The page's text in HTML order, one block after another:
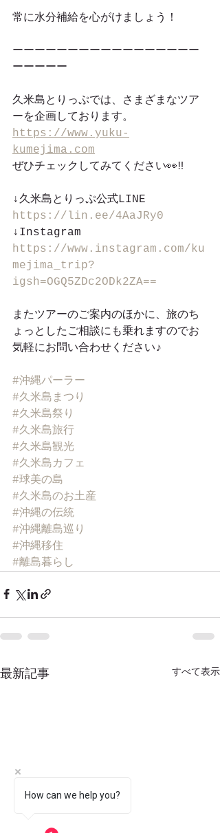
常に水分補給を心がけましょう！
ーーーーーーーーーーーーーーーーー
ーーーーー
久米島とりっぷでは、さまざまなツア
ーを企画しております。
https://www.yuku-
kumejima.com
ぜひチェックしてみてください👀‼︎
↓久米島とりっぷ公式LINE
https://lin.ee/4AaJRy0
↓Instagram
https://www.instagram.com/ku
mejima_trip?
igsh=OGQ5ZDc2ODk2ZA==
またツアーのご案内のほかに、旅のち
ょっとしたご相談にも乗れますのでお
気軽にお問い合わせください♪
#沖縄パーラー
#久米島まつり
#久米島祭り
#久米島旅行
#久米島観光
#久米島カフェ
#球美の島
#久米島のお土産
#沖縄の伝統
#沖縄離島巡り
#沖縄移住
#離島暮らし
最新記事 すべて表示
How can we help you?